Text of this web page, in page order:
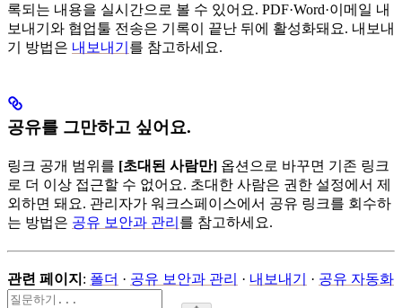
록되는 내용을 실시간으로 볼 수 있어요. PDF·Word·이메일 내
보내기와 협업툴 전송은 기록이 끝난 뒤에 활성화돼요. 내보내
기 방법은 내보내기 를 참고하세요.
공유를 그만하고 싶어요.
링크 공개 범위를 [초대된 사람만] 옵션으로 바꾸면 기존 링크
로 더 이상 접근할 수 없어요. 초대한 사람은 권한 설정에서 제
외하면 돼요. 관리자가 워크스페이스에서 공유 링크를 회수하
는 방법은 공유 보안과 관리 를 참고하세요.
관련 페이지 : 폴더 · 공유 보안과 관리 · 내보내기 · 공유 자동화